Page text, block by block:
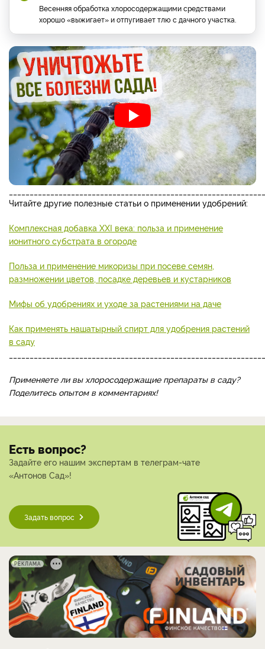
Весенняя обработка хлоросодержащими средствами
хорошо «выжигает» и отпугивает тлю с дачного участка.
Читайте другие полезные статьи о применении удобрений:
Комплексная добавка XXI века: польза и применение
ионитного субстрата в огороде
Польза и применение микоризы при посеве семян,
размножении цветов, посадке деревьев и кустарников
Мифы об удобрениях и уходе за растениями на даче
Как применять нашатырный спирт для удобрения растений
в саду
Применяете ли вы хлоросодержащие препараты в саду?
Поделитесь опытом в комментариях!
Есть вопрос?
Задайте его нашим экспертам в телеграм-чате
«Антонов Сад»!
Задать вопрос
РЕКЛАМА